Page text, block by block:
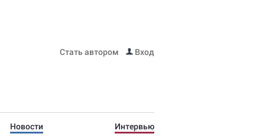
Стать автором Вход
Новости Интервью